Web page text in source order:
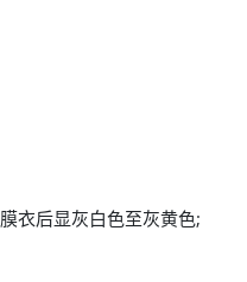
衣后显灰白色至灰黄色;